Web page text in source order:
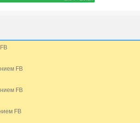
FB
FB
FB